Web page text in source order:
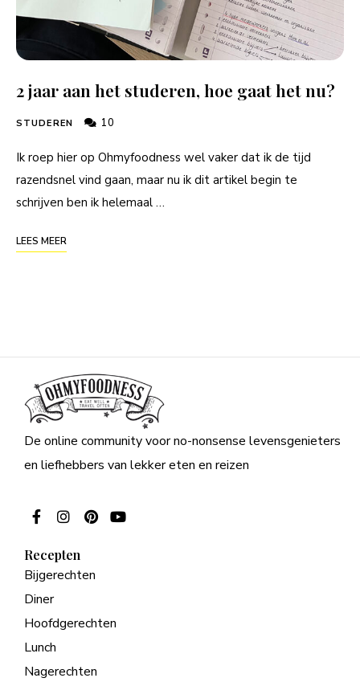
2 jaar aan het studeren, hoe gaat het nu?
STUDEREN 10
Ik roep hier op Ohmyfoodness wel vaker dat ik de tijd
razendsnel vind gaan, maar nu ik dit artikel begin te
schrijven ben ik helemaal …
LEES MEER
De online community voor no-nonsense levensgenieters
en liefhebbers van lekker eten en reizen
Recepten
Bijgerechten
Diner
Hoofdgerechten
Lunch
Nagerechten